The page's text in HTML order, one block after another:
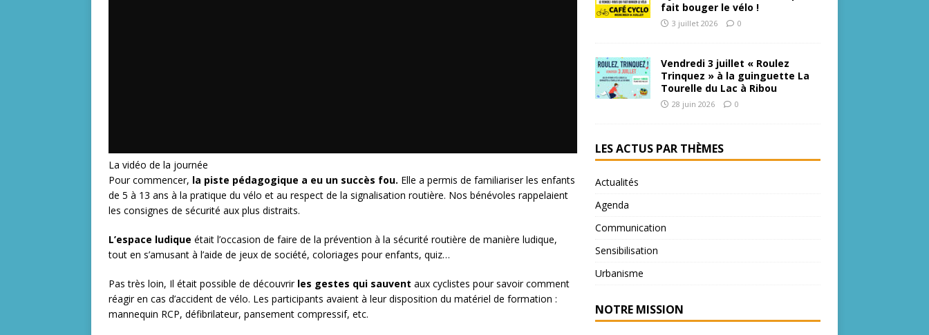
La vidéo de la journée
Pour commencer, la piste pédagogique a eu un succès fou. Elle a permis de familiariser les enfants
de 5 à 13 ans à la pratique du vélo et au respect de la signalisation routière. Nos bénévoles rappelaient
les consignes de sécurité aux plus distraits.
L’espace ludique était l’occasion de faire de la prévention à la sécurité routière de manière ludique,
tout en s’amusant à l’aide de jeux de société, coloriages pour enfants, quiz…
Pas très loin, Il était possible de découvrir les gestes qui sauvent aux cyclistes pour savoir comment
réagir en cas d’accident de vélo. Les participants avaient à leur disposition du matériel de formation :
mannequin RCP, défibrilateur, pansement compressif, etc.
fait bouger le vélo !
3 juillet 2026 0
Vendredi 3 juillet « Roulez
Trinquez » à la guinguette La
Tourelle du Lac à Ribou
28 juin 2026 0
LES ACTUS PAR THÈMES
Actualités
Agenda
Communication
Sensibilisation
Urbanisme
NOTRE MISSION